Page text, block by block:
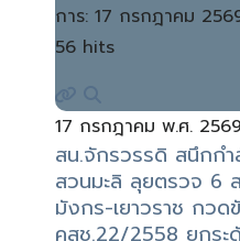
การ: 17 กรกฎาคม
56 hits
17 กรกฎาคม พ.ศ. 2569
สน.จักรวรรดิ สนึกก
สวนมะลิ ลุยตรวจ 6
มังกร-เยาวราช กวด
คสช.22/2558 ยกระ